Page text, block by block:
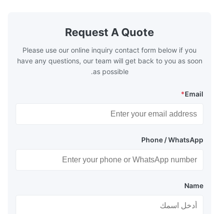
boilers is generally in the temperature
range of 200°C – 250°C, so there
Request A Quote
Please use our online inquiry contact form below if you
have any questions, our team will get back to you as soon
as possible.
Email
*
Phone / WhatsApp
Name